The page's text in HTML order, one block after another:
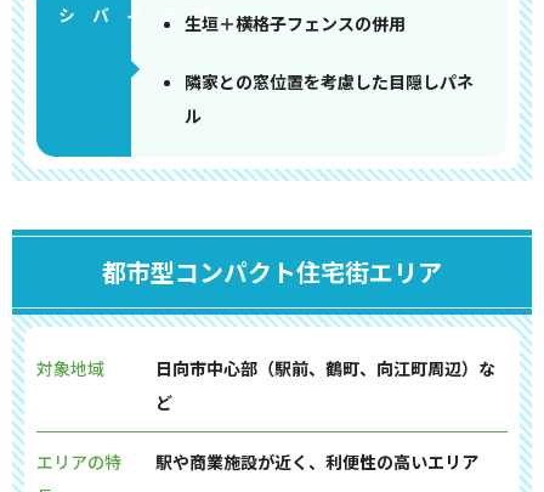
生垣＋横格子フェンスの併用
隣家との窓位置を考慮した目隠しパネ
ル
都市型コンパクト住宅街エリア
対象地域
日向市中心部（駅前、鶴町、向江町周辺）な
ど
エリアの特
駅や商業施設が近く、利便性の高いエリア